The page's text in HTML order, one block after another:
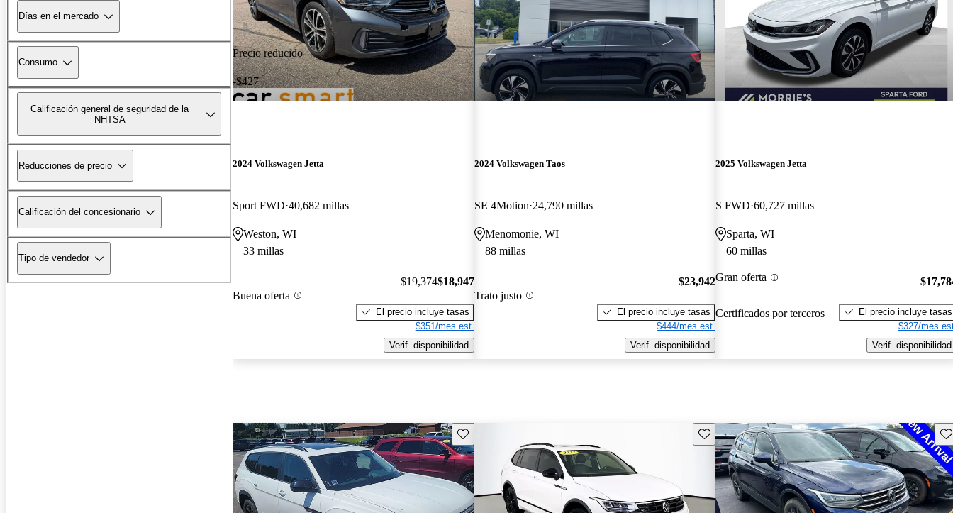
Días en el mercado
Consumo
Calificación general de seguridad de la
NHTSA
Reducciones de precio
Calificación del concesionario
Tipo de vendedor
Precio reducido
-$427
2024 Volkswagen Jetta
Sport FWD 40,682 millas
Weston, WI
33 millas
Buena oferta
$19,374$18,947
El precio incluye tasas
$351/mes est.
Verif. disponibilidad
2024 Volkswagen Taos
SE 4Motion 24,790 millas
Menomonie, WI
88 millas
Trato justo
$23,942
El precio incluye tasas
$444/mes est.
Verif. disponibilidad
2025 Volkswagen Jetta
S FWD 60,727 millas
Sparta, WI
60 millas
Gran oferta
Certificados por terceros
El precio incluye tasas
$327/mes
Verif. disponibilidad
Guarda este Aviso Guarda este Aviso